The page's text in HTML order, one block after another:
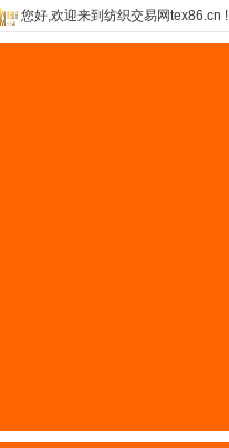
您好,欢迎来到纺织交易网tex86.cn !